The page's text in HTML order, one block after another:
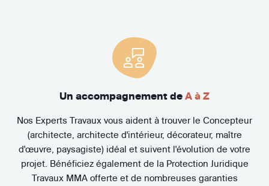
Un accompagnement de A à Z
Nos Experts Travaux vous aident à trouver le Concepteur
(architecte, architecte d'intérieur, décorateur, maître
d'œuvre, paysagiste) idéal et suivent l'évolution de votre
projet. Bénéficiez également de la Protection Juridique
Travaux MMA offerte et de nombreuses garanties